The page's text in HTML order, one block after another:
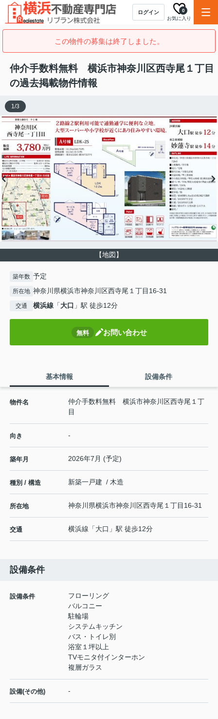
ログイン
お気に入り
0
この物件の募集は終了しました。
仲介手数料無料 横浜市神奈川区西寺尾１丁目
の過去掲載物件情報
【地図】
1/3
築年数 予定
所在地 神奈川県横浜市神奈川区西寺尾１丁目16-31
交通 横浜線 「大口 」駅 徒歩12分
無料 お問い合わせ
基本情報 設備条件
物件名
仲介手数料無料 横浜市神奈川区西寺尾１丁
目
向き -
築年月 2026年7月 (予定)
種別 / 構造 新築一戸建 / 木造
所在地 神奈川県横浜市神奈川区西寺尾１丁目16-31
交通 横浜線 「大口 」駅 徒歩12分
設備条件
設備条件
フローリング
バルコニー
駐輪場
システムキッチン
バス・トイレ別
浴室１坪以上
TVモニタ付インターホン
複層ガラス
設備(その他) -